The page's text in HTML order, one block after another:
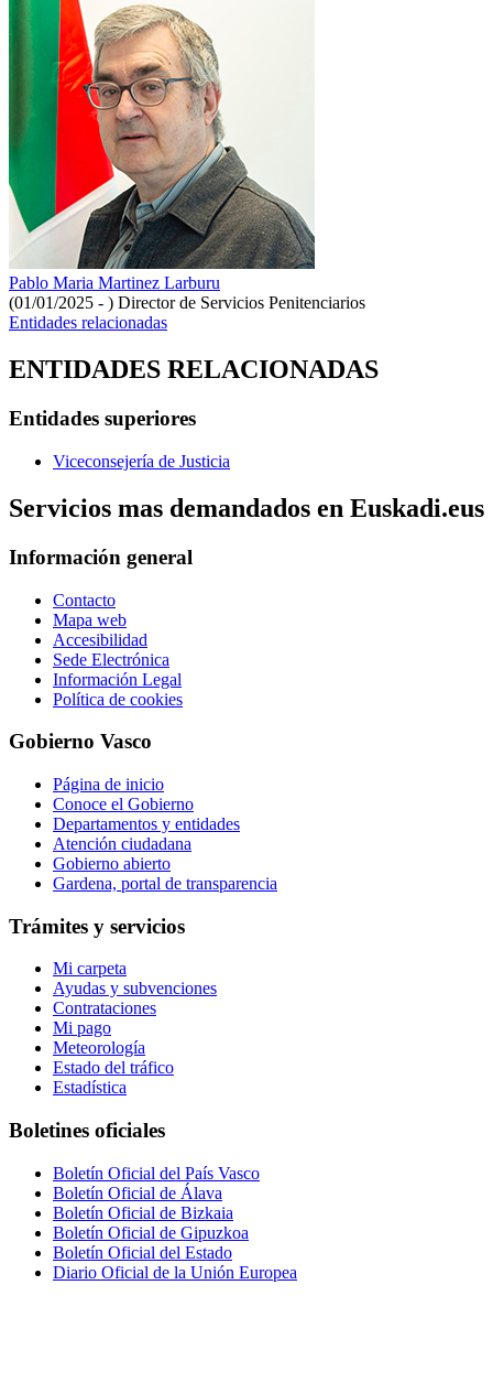
Pablo Maria Martinez Larburu
(01/01/2025 - ) Director de Servicios Penitenciarios
Entidades relacionadas
ENTIDADES RELACIONADAS
Entidades superiores
Viceconsejería de Justicia
Servicios mas demandados en Euskadi.eus
Información general
Contacto
Mapa web
Accesibilidad
Sede Electrónica
Información Legal
Política de cookies
Gobierno Vasco
Página de inicio
Conoce el Gobierno
Departamentos y entidades
Atención ciudadana
Gobierno abierto
Gardena, portal de transparencia
Trámites y servicios
Mi carpeta
Ayudas y subvenciones
Contrataciones
Mi pago
Meteorología
Estado del tráfico
Estadística
Boletines oficiales
Boletín Oficial del País Vasco
Boletín Oficial de Álava
Boletín Oficial de Bizkaia
Boletín Oficial de Gipuzkoa
Boletín Oficial del Estado
Diario Oficial de la Unión Europea